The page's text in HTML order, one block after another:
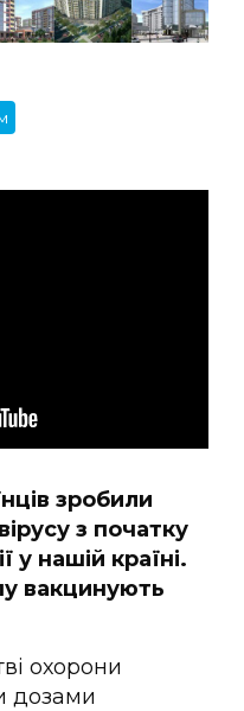
зробили
з початку
у нашій країні.
вакцинують
охорони
дозами